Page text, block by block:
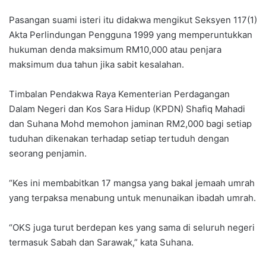
Pasangan suami isteri itu didakwa mengikut Seksyen 117(1)
Akta Perlindungan Pengguna 1999 yang memperuntukkan
hukuman denda maksimum RM10,000 atau penjara
maksimum dua tahun jika sabit kesalahan.
Timbalan Pendakwa Raya Kementerian Perdagangan
Dalam Negeri dan Kos Sara Hidup (KPDN) Shafiq Mahadi
dan Suhana Mohd memohon jaminan RM2,000 bagi setiap
tuduhan dikenakan terhadap setiap tertuduh dengan
seorang penjamin.
“Kes ini membabitkan 17 mangsa yang bakal jemaah umrah
yang terpaksa menabung untuk menunaikan ibadah umrah.
“OKS juga turut berdepan kes yang sama di seluruh negeri
termasuk Sabah dan Sarawak,” kata Suhana.